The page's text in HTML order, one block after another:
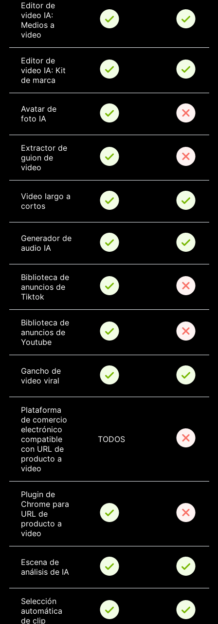
Editor de
video IA:
Medios a
video
Editor de
video IA: Kit
de marca
Avatar de
foto IA
Extractor de
guion de
video
Video largo a
cortos
Generador de
audio IA
Biblioteca de
anuncios de
Tiktok
Biblioteca de
anuncios de
Youtube
Gancho de
video viral
Plataforma
de comercio
electrónico
compatible
con URL de
producto a
video
TODOS
Plugin de
Chrome para
URL de
producto a
video
Escena de
análisis de IA
Selección
automática
de clip